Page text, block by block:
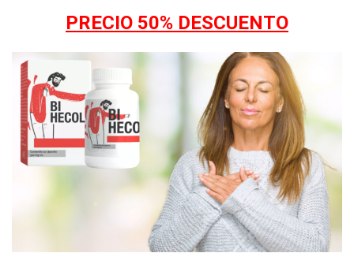
PRECIO 50% DESCUENTO